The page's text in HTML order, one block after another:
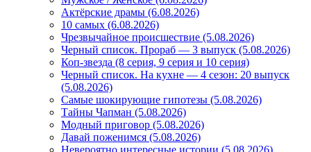
Актёрские драмы (6.08.2026)
10 самых (6.08.2026)
Чрезвычайное происшествие (5.08.2026)
Черный список. Прораб — 3 выпуск (5.08.2026)
Коп-звезда (8 серия, 9 серия и 10 серия)
Черный список. На кухне — 4 сезон: 20 выпуск
(5.08.2026)
Самые шокирующие гипотезы (5.08.2026)
Тайны Чапман (5.08.2026)
Модный приговор (5.08.2026)
Давай поженимся (5.08.2026)
Невероятно интересные истории (5.08.2026)